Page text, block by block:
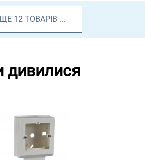
ЩЕ 12 ТОВАРІВ ...
дивилися